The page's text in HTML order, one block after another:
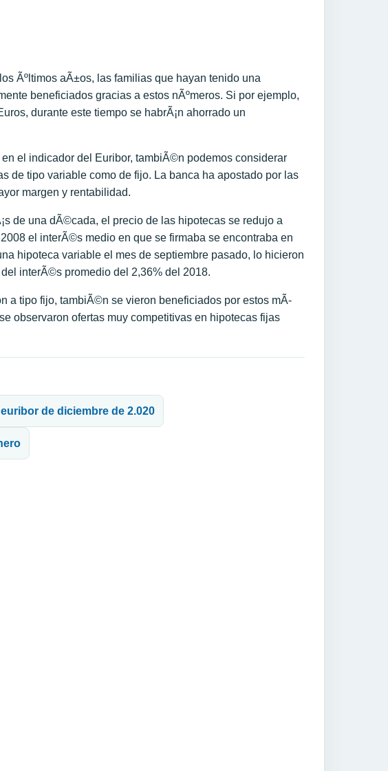
Ãºltimos aÃ±os, las familias que hayan tenido una
beneficiados gracias a estos nÃºmeros. Si por ejemplo,
durante este tiempo se habrÃ¡n ahorrado un
el indicador del Euribor, tambiÃ©n podemos considerar
de tipo variable como de fijo. La banca ha apostado por las
margen y rentabilidad.
de una dÃ©cada, el precio de las hipotecas se redujo a
el interÃ©s medio en que se firmaba se encontraba en
hipoteca variable el mes de septiembre pasado, lo hicieron
interÃ©s promedio del 2,36% del 2018.
a tipo fijo, tambiÃ©n se vieron beneficiados por estos mÃ­
observaron ofertas muy competitivas en hipotecas fijas
de diciembre de 2.020